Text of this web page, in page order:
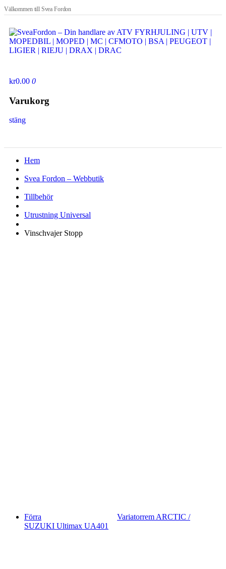
Välkommen till Svea Fordon
kr0.00 0
Varukorg
stäng
Hem
Svea Fordon – Webbutik
Tillbehör
Utrustning Universal
Vinschvajer Stopp
Förra
Variatorrem ARCTIC /
SUZUKI Ultimax UA401